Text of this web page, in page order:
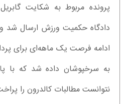
پرونده مربوط به شکایت
دادگاه حکمیت ورزش ارسال شد و
ادامه فرصت یک ماهه‌ای برای
به سرخپوشان داده شد که با
نتوانست مطالبات کالدرون را